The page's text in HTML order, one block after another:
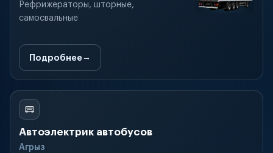
Рефрижераторы, шторные,
самосвальные
Подробнее
Автоэлектрик автобусов
Агрыз